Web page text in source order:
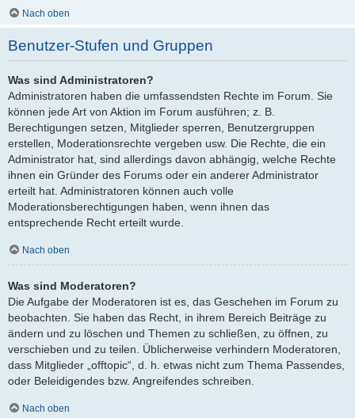
Nach oben
Benutzer-Stufen und Gruppen
Was sind Administratoren?
Administratoren haben die umfassendsten Rechte im Forum. Sie
können jede Art von Aktion im Forum ausführen; z. B.
Berechtigungen setzen, Mitglieder sperren, Benutzergruppen
erstellen, Moderationsrechte vergeben usw. Die Rechte, die ein
Administrator hat, sind allerdings davon abhängig, welche Rechte
ihnen ein Gründer des Forums oder ein anderer Administrator
erteilt hat. Administratoren können auch volle
Moderationsberechtigungen haben, wenn ihnen das
entsprechende Recht erteilt wurde.
Nach oben
Was sind Moderatoren?
Die Aufgabe der Moderatoren ist es, das Geschehen im Forum zu
beobachten. Sie haben das Recht, in ihrem Bereich Beiträge zu
ändern und zu löschen und Themen zu schließen, zu öffnen, zu
verschieben und zu teilen. Üblicherweise verhindern Moderatoren,
dass Mitglieder „offtopic“, d. h. etwas nicht zum Thema Passendes,
oder Beleidigendes bzw. Angreifendes schreiben.
Nach oben